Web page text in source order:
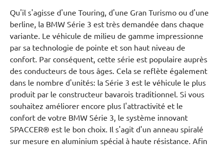
Qu'il s'agisse d'une Touring, d'une Gran Turismo ou d'une
berline, la BMW Série 3 est très demandée dans chaque
variante. Le véhicule de milieu de gamme impressionne
par sa technologie de pointe et son haut niveau de
confort. Par conséquent, cette série est populaire auprès
des conducteurs de tous âges. Cela se reflète également
dans le nombre d'unités: la Série 3 est le véhicule le plus
produit par le constructeur bavarois traditionnel. Si vous
souhaitez améliorer encore plus l'attractivité et le
confort de votre BMW Série 3, le système innovant
SPACCER® est le bon choix. Il s'agit d'un anneau spiralé
sur mesure en aluminium spécial à haute résistance. Afin